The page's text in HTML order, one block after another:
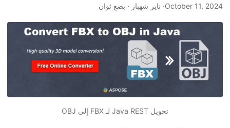
October 11, 2024· ناير شهباز · بضع ثوان
تحويل Java REST لـ FBX إلى OBJ